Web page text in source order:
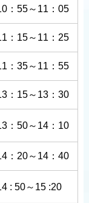
：55～11：05
：15～11：25
：35～11：55
：15～13：30
：50～14：10
：20～14：40
: 50～15 :20